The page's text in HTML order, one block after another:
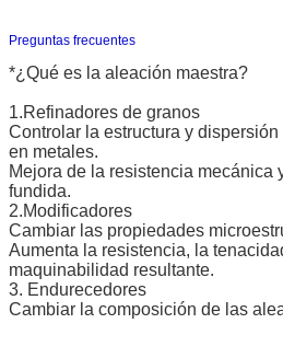
Preguntas frecuentes
*¿Qué es la aleación maestra?
1.Refinadores de granos
Controlar la estructura y
en metales.
Mejora de la resistencia mecánica
fundida.
2.Modificadores
Cambiar las propiedades
Aumenta la resistencia, la
maquinabilidad resultante.
3. Endurecedores
Cambiar la composición de las